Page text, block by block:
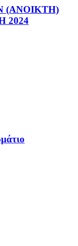
(ΑΝΟΙΚΤΗ)
2024